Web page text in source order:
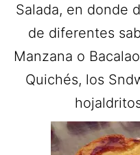
Salada, en donde
de diferentes
Manzana o
Quichés, los